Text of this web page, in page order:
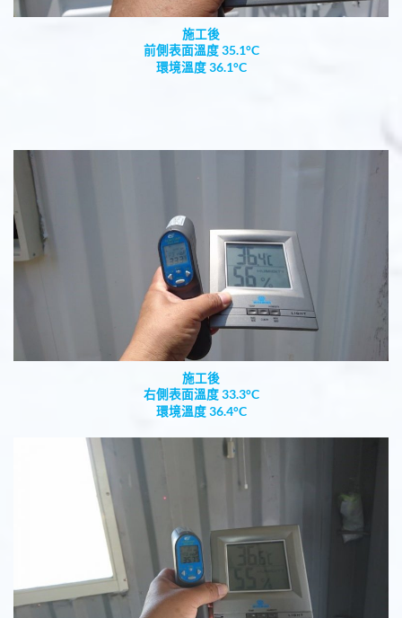
施工後
前側表面溫度 35.1°C
環境溫度 36.1°C
施工後
右側表面溫度 33.3°C
環境溫度 36.4°C